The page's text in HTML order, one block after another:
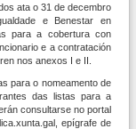
ata o 31 de decembro
e Benestar en
para a cobertura con
e a contratación
nos anexos I e II.
para o nomeamento de
das listas para a
consultarse no portal
epígrafe de